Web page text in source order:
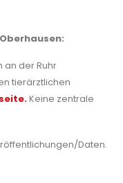
an der Ruhr
tierärztlichen
Keine zentrale
Daten.